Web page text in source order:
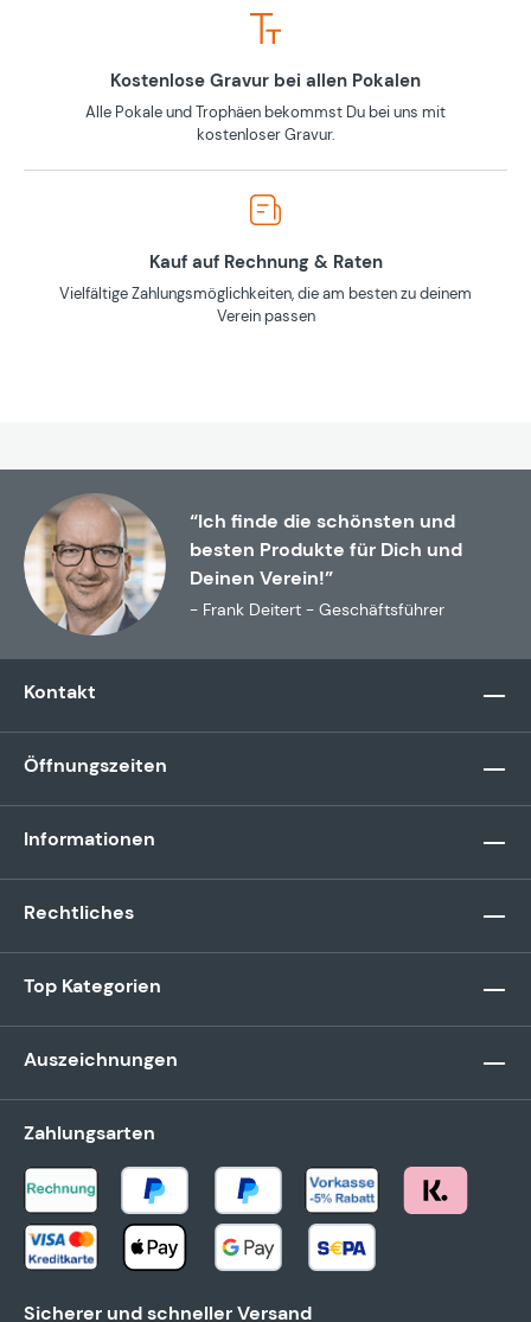
Kostenlose Gravur bei allen Pokalen
Alle Pokale und Trophäen bekommst Du bei uns mit
kostenloser Gravur.
Kauf auf Rechnung & Raten
Vielfältige Zahlungsmöglichkeiten, die am besten zu deinem
Verein passen
“Ich finde die schönsten und
besten Produkte für Dich und
Deinen Verein!”
- Frank Deitert - Geschäftsführer
Kontakt
Öffnungszeiten
Informationen
Rechtliches
Top Kategorien
Auszeichnungen
Zahlungsarten
Sicherer und schneller Versand